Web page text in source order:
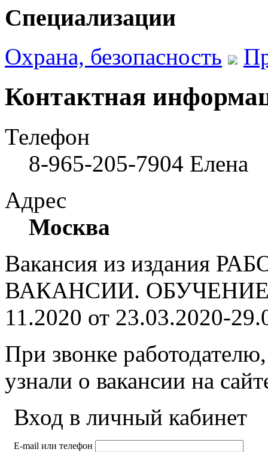
Специализации
Охрана, безопасность
Контактная
Телефон
8-965-205-7904 Елена
Адрес
Москва
Вакансия из издания
ВАКАНСИИ.
11.2020 от 23.03.2020-
При звонке
узнали о вакансии на
Вход в личный кабинет
E-mail или телефон